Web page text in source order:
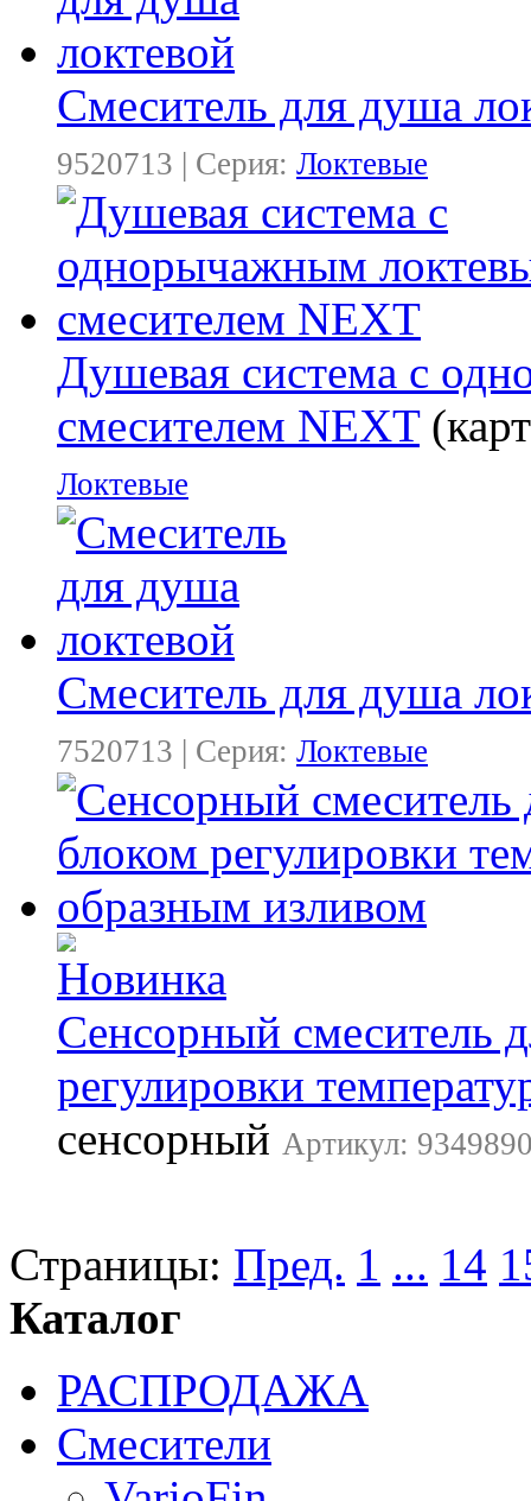
Смеситель для душа
9520713 | Серия: Локтевые
Душевая система с
смесителем NEXT
Локтевые
Смеситель для душа
7520713 | Серия: Локтевые
Сенсорный смеситель
регулировки
сенсорный Артикул:
Страницы: Пред. 1 ... 14
Каталог
РАСПРОДАЖА
Смесители